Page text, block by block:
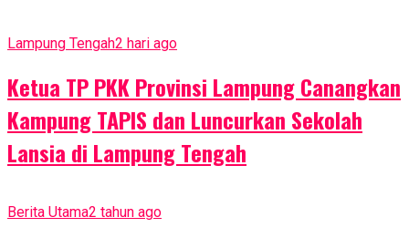
Lampung Tengah2 hari ago
Ketua TP PKK Provinsi Lampung Canangkan
Kampung TAPIS dan Luncurkan Sekolah
Lansia di Lampung Tengah
Berita Utama2 tahun ago